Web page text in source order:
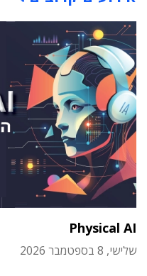
Physical AI
שלישי, 8 בספטמבר 2026